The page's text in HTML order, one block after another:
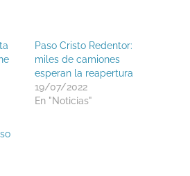
Paso Cristo Redentor:
miles de camiones
esperan la reapertura
19/07/2022
En "Noticias"